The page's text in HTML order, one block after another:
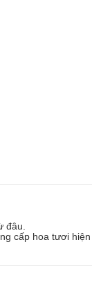
đâu.
cấp hoa tươi hiện